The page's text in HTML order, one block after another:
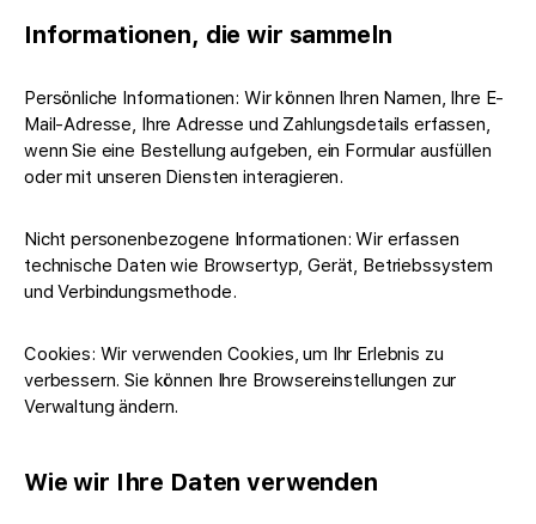
Informationen, die wir sammeln
Persönliche Informationen: Wir können Ihren Namen, Ihre E-
Mail-Adresse, Ihre Adresse und Zahlungsdetails erfassen,
wenn Sie eine Bestellung aufgeben, ein Formular ausfüllen
oder mit unseren Diensten interagieren.
Nicht personenbezogene Informationen: Wir erfassen
technische Daten wie Browsertyp, Gerät, Betriebssystem
und Verbindungsmethode.
Cookies: Wir verwenden Cookies, um Ihr Erlebnis zu
verbessern. Sie können Ihre Browsereinstellungen zur
Verwaltung ändern.
Wie wir Ihre Daten verwenden